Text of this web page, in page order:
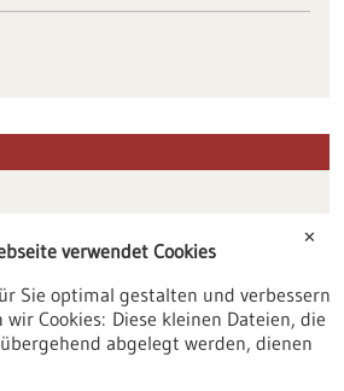
✕
verwendet Cookies
Sie optimal gestalten und verbessern
Cookies: Diese kleinen Dateien, die
abgelegt werden, dienen